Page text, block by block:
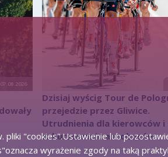
07.08.2026
Dzisiaj wyścig Tour de
przejedzie przez Gliwice.
Utrudnienia dla kierowców i
w kursowaniu autobusów
pliki "cookies".Ustawienie lub
wyrażenie zgody na taką